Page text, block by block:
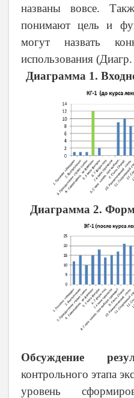
названы вовсе.
понимают цель и
могут назвать
использования
Диаграмма 1.
Диаграмма 2.
Обсуждение
контрольного этапа
уровень